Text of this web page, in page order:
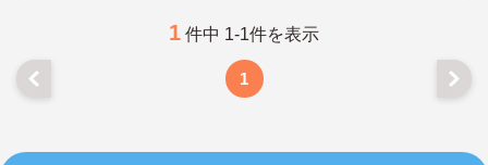
1 件中 1-1件を表示
1